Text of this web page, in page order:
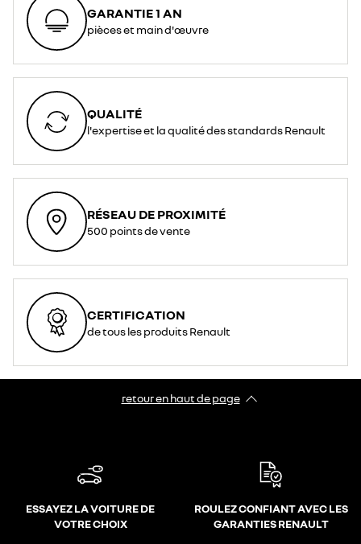
GARANTIE 1 AN
pièces et main d'œuvre
QUALITÉ
l'expertise et la qualité des standards Renault
RÉSEAU DE PROXIMITÉ
500 points de vente
CERTIFICATION
de tous les produits Renault
retour en haut de page​
ESSAYEZ LA VOITURE DE
VOTRE CHOIX
ROULEZ CONFIANT AVEC LES
GARANTIES RENAULT